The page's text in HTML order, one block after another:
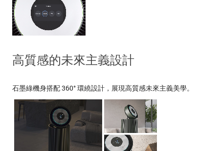
高質感的未來主義設計
石墨綠機身搭配 360° 環繞設計，展現高質感未來主義美學。